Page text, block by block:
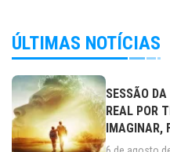
ÚLTIMAS NOTÍCIAS
SESSÃO
REAL POR
IMAGINAR,